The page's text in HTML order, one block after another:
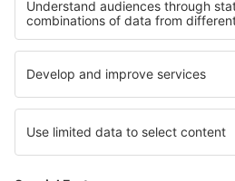
Hotels in Niagarawatervallen
Hotels in Guerrero Hotels op Aruba
Hotels op Ko Samui